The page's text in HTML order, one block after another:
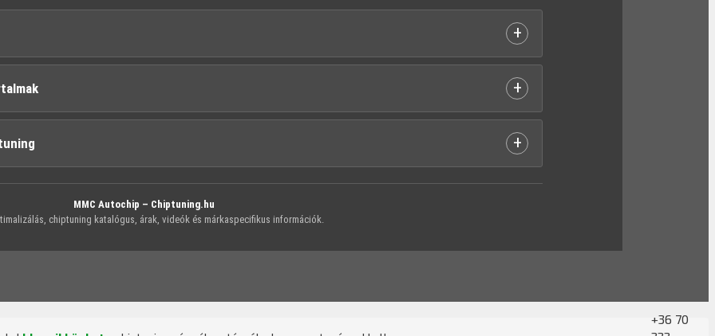
+
+
+
MMC Autochip – Chiptuning.hu
chiptuning katalógus, árak, videók és márkaspecifikus információk.
+36 70